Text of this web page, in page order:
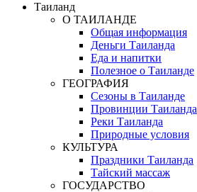
Таиланд
О ТАИЛАНДЕ
Общая информация
Деньги Таиланда
Еда и напитки
Полезное о Таиланде
ГЕОГРАФИЯ
Сезоны в Таиланде
Провинции Таиланда
Реки Таиланда
Природные условия
КУЛЬТУРА
Праздники Таиланда
Тайский массаж
ГОСУДАРСТВО